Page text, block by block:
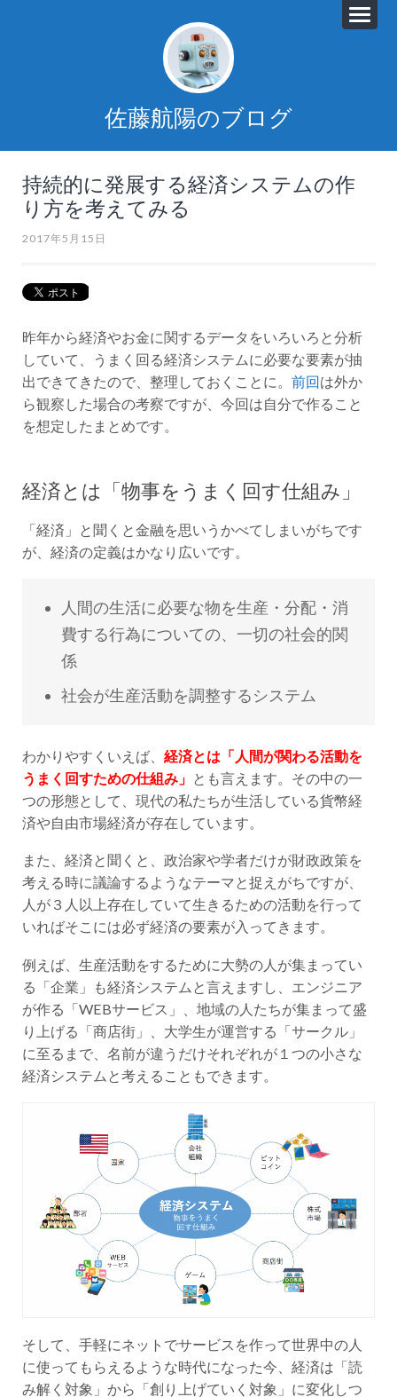
佐藤航陽のブログ
持続的に発展する経済システムの作
り方を考えてみる
2017年5月15日
昨年から経済やお金に関するデータをいろいろと分析
していて、うまく回る経済システムに必要な要素が抽
出できてきたので、整理しておくことに。 前回は外か
ら観察した場合の考察ですが、今回は自分で作ること
を想定したまとめです。
経済とは「物事をうまく回す仕組み」
「経済」と聞くと金融を思いうかべてしまいがちです
が、経済の定義はかなり広いです。
人間の生活に必要な物を生産・分配・消
費する行為についての、一切の社会的関
係
社会が生産活動を調整するシステム
わかりやすくいえば、 経済とは「人間が関わる活動を
うまく回すための仕組み」 とも言えます。その中の一
つの形態として、現代の私たちが生活している貨幣経
済や自由市場経済が存在しています。
また、経済と聞くと、政治家や学者だけが財政政策を
考える時に議論するようなテーマと捉えがちですが、
人が３人以上存在していて生きるための活動を行って
いればそこには必ず経済の要素が入ってきます。
例えば、生産活動をするために大勢の人が集まってい
る「企業」も経済システムと言えますし、エンジニア
が作る「WEBサービス」、地域の人たちが集まって盛
り上げる「商店街」、大学生が運営する「サークル」
に至るまで、名前が違うだけそれぞれが１つの小さな
経済システムと考えることもできます。
そして、手軽にネットでサービスを作って世界中の人
に使ってもらえるような時代になった今、経済は「読
み解く対象」から「創り上げていく対象」に変化しつ